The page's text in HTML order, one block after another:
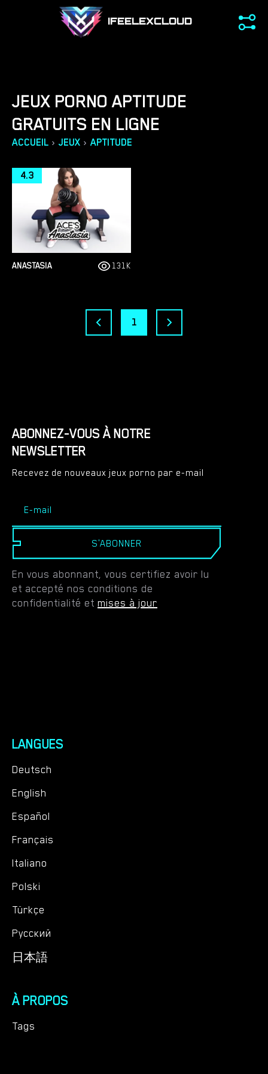
IFEELEXCLOUD
JEUX PORNO APTITUDE
GRATUITS EN LIGNE
ACCUEIL › JEUX › APTITUDE
ANASTASIA
4.3
131K
1
ABONNEZ-VOUS À NOTRE
NEWSLETTER
Recevez de nouveaux jeux porno par e-mail
S'ABONNER
En vous abonnant, vous certifiez avoir lu
et accepté nos conditions de
confidentialité et mises à jour
LANGUES
Deutsch
English
Español
Français
Italiano
Polski
Türkçe
Русский
日本語
À PROPOS
Tags